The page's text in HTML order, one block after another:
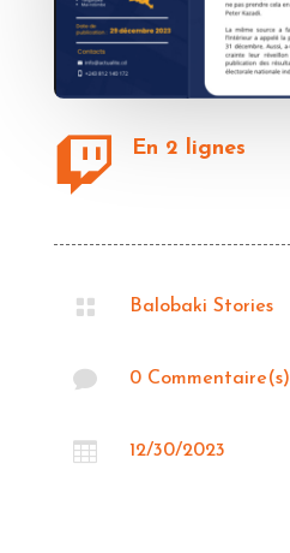
 En 2 lignes
 Balobaki Stories
 0 Commentaire(s)
 12/30/2023